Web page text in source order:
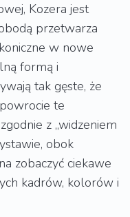
Kozera jest
przetwarza
w nowe
formą i
tak gęste, że
te
z „widzeniem
obok
zobaczyć ciekawe
kadrów, kolorów i